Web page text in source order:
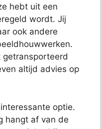
hebt uit een
wordt. Jij
ook andere
getransporteerd
altijd advies op
optie.
hangt af van de